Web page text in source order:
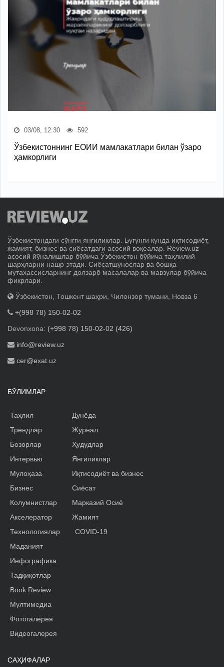
03/08, 12:30 592
Ўзбекистоннинг ЕОИИ мамлакатлари билан ўзаро
ҳамкорлиги
Ўзбекистондаги сўнгги янгиликлар. Бугунги кунда иқтисодиёт,
жамият, бизнес ва сиёсатдаги асосий воқеалар. Review.uz
асосий йўналишлар бўйича Ўзбекистон бўйича таҳлилий
шарҳларни нашр этади. Сиёсатшунослар ва бошқа
мутахассисларнинг долзарб масалалар ва мавзулар бўйича
фикрлари.
Ўзбекистон, Тошкент шаҳри, Чилонзор тумани, Новза 6
+(998 78) 150-02-02
Devonxona: (+998 78) 150-02-02 (426)
info@review.uz
cer@exat.uz
БЎЛИМЛАР
Таҳлил
Трендлар
Бозорлар
Интервью
Мулоҳаза
Бизнес
Колумнистлар
Акселератор
Дунёда
Журнал
Ҳудудлар
Янгиликлар
Иқтисодиёт ва бизнес
Сиёсат
Марказий Осиё
Жамият
Технологиялар
Маданият
Инфографика
Тадқиқотлар
Book Review
Мултимедиа
Фотогалерея
Видеогалерея
COVID-19
САҲИФАЛАР